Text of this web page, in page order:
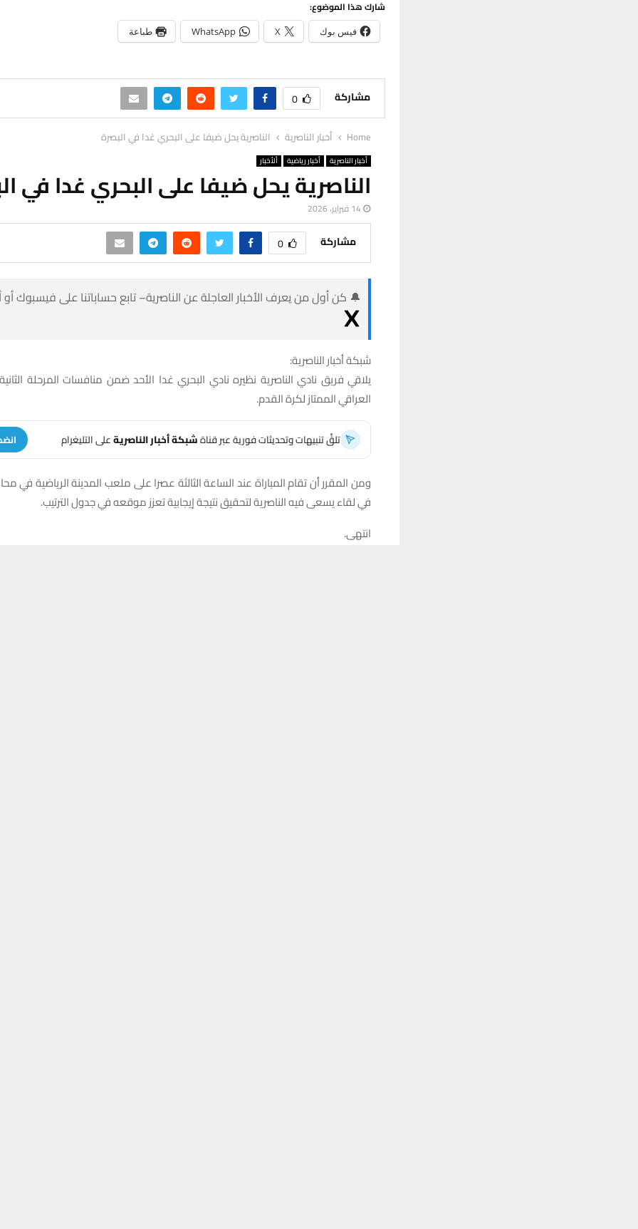
شارك هذا الموضوع:
فيس بوك X
WhatsApp طباعة
مشاركة 0
Home أخبار الناصرية الناصرية يحل ضيفا على البحري غدا في البصرة
أخبار الناصرية أخبار رياضية ألأخبار
الناصرية يحل ضيفا على البحري غدا في
14 فبراير، 2026
مشاركة 0
🔔 كن أول من يعرف الأخبار العاجلة عن الناصرية– تابع حساباتنا على فيسبوك
شبكة أخبار الناصرية:
يلاقي فريق نادي الناصرية نظيره نادي البحري غدا الأحد ضمن منافسات المرحلة
العراقي الممتاز لكرة القدم.
تلقَّ تنبيهات وتحديثات فورية عبر قناةشبكة أخبار الناصريةعلى التليغرام
ومن المقرر أن تقام المباراة عند الساعة الثالثة عصرا على ملعب المدينة الرياضية في
في لقاء يسعى فيه الناصرية لتحقيق نتيجة إيجابية تعزز موقعه في جدول الترتيب.
انتهى.